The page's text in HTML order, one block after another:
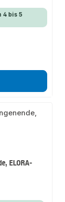
4 bis 5
ELORA-